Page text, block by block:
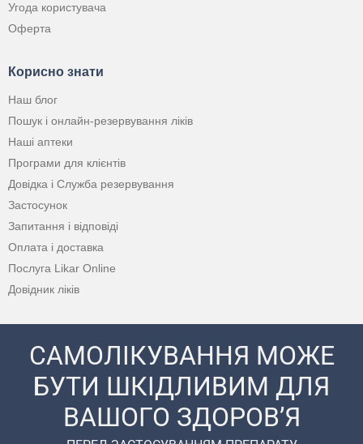
Угода користувача
Оферта
Корисно знати
Наш блог
Пошук і онлайн-резервування ліків
Наші аптеки
Програми для клієнтів
Довідка і Служба резервування
Застосунок
Запитання і відповіді
Оплата і доставка
Послуга Likar Online
Довідник ліків
САМОЛІКУВАННЯ МОЖЕ
БУТИ ШКІДЛИВИМ ДЛЯ
ВАШОГО ЗДОРОВ’Я